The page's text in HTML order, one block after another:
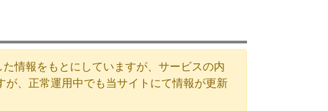
情報をもとにしていますが、サービスの内
、正常運用中でも当サイトにて情報が更新